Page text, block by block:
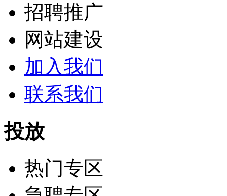
招聘推广
网站建设
加入我们
联系我们
投放
热门专区